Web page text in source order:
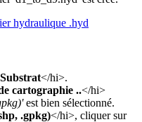
hydraulique .hyd
Substrat</hi>.
cartographie ..</hi>
est bien sélectionné.
.gpkg)</hi>, cliquer sur